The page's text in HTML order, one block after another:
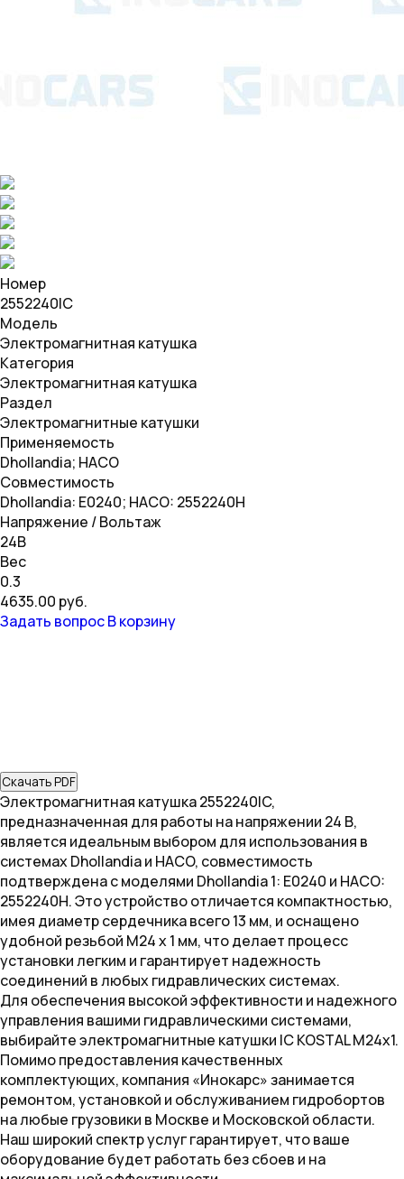
Номер
2552240IC
Модель
Электромагнитная катушка
Категория
Электромагнитная катушка
Раздел
Электромагнитные катушки
Применяемость
Dhollandia; HACO
Совместимость
Dhollandia: E0240; HACO: 2552240H
Напряжение / Вольтаж
24В
Вес
0.3
4635.00 руб.
Задать вопросВ корзину
Скачать PDF
Электромагнитная катушка 2552240IC,
предназначенная для работы на напряжении 24 В,
является идеальным выбором для использования в
системах Dhollandia и HACO, совместимость
подтверждена с моделями Dhollandia 1: E0240 и HACO:
2552240H. Это устройство отличается компактностью,
имея диаметр сердечника всего 13 мм, и оснащено
удобной резьбой М24 x 1 мм, что делает процесс
установки легким и гарантирует надежность
соединений в любых гидравлических системах.
Для обеспечения высокой эффективности и надежного
управления вашими гидравлическими системами,
выбирайте электромагнитные катушки IC KOSTAL M24x1.
Помимо предоставления качественных
комплектующих, компания «Инокарс» занимается
ремонтом, установкой и обслуживанием гидробортов
на любые грузовики в Москве и Московской области.
Наш широкий спектр услуг гарантирует, что ваше
оборудование будет работать без сбоев и на